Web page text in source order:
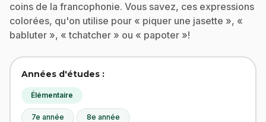
coins de la francophonie. Vous savez, ces expressions
colorées, qu'on utilise pour « piquer une jasette », «
babluter », « tchatcher » ou « papoter »!
Années d'études :
Élémentaire
7e année 8e année